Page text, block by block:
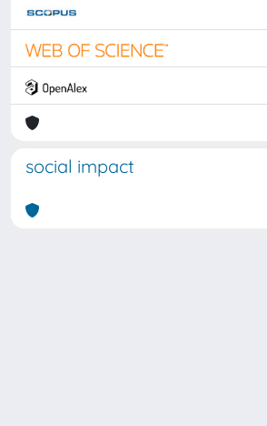
social impact